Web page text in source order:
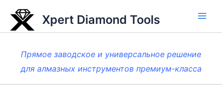
содержанию
Xpert Diamond Tools
Прямое заводское и универсальное решение
для алмазных инструментов премиум-класса